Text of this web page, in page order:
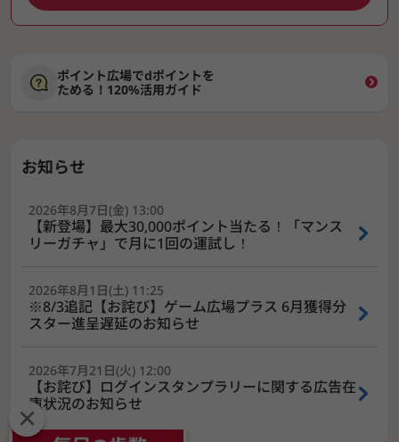
ポイント広場でdポイントを
ためる！120%活用ガイド
お知らせ
2026年8月7日(金) 13:00
【新登場】最大30,000ポイント当たる！「マンス
リーガチャ」で月に1回の運試し！
2026年8月1日(土) 11:25
※8/3追記【お詫び】ゲーム広場プラス 6月獲得分
スター進呈遅延のお知らせ
2026年7月21日(火) 12:00
【お詫び】ログインスタンプラリーに関する広告在
庫状況のお知らせ
×